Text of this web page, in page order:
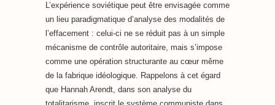
L’expérience soviétique peut être envisagée comme
un lieu paradigmatique d’analyse des modalités de
l’effacement : celui-ci ne se réduit pas à un simple
mécanisme de contrôle autoritaire, mais s’impose
comme une opération structurante au cœur même
de la fabrique idéologique. Rappelons à cet égard
que Hannah Arendt, dans son analyse du